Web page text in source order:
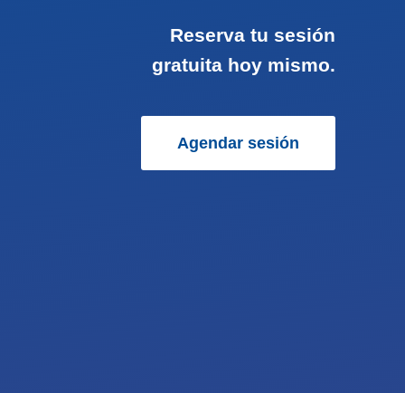
Reserva tu sesión
gratuita hoy mismo.
Agendar sesión